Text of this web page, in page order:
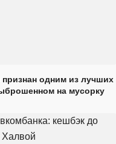
одним из лучших
на мусорку